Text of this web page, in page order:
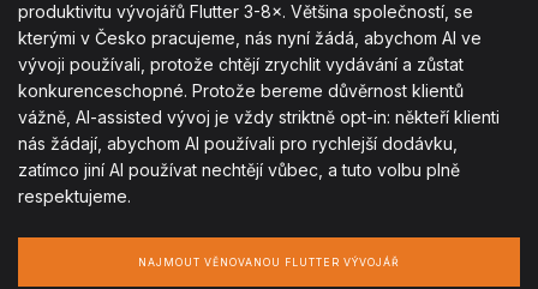
produktivitu vývojářů Flutter 3-8×. Většina společností, se
kterými v Česko pracujeme, nás nyní žádá, abychom AI ve
vývoji používali, protože chtějí zrychlit vydávání a zůstat
konkurenceschopné. Protože bereme důvěrnost klientů
vážně, AI-assisted vývoj je vždy striktně opt-in: někteří klienti
nás žádají, abychom AI používali pro rychlejší dodávku,
zatímco jiní AI používat nechtějí vůbec, a tuto volbu plně
respektujeme.
NAJMOUT VĚNOVANOU FLUTTER VÝVOJÁŘ